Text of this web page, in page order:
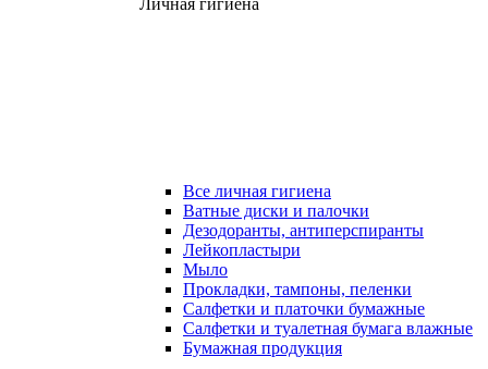
Личная гигиена
Все личная гигиена
Ватные диски и палочки
Дезодоранты, антиперспиранты
Лейкопластыри
Мыло
Прокладки, тампоны, пеленки
Салфетки и платочки бумажные
Салфетки и туалетная бумага влажные
Бумажная продукция